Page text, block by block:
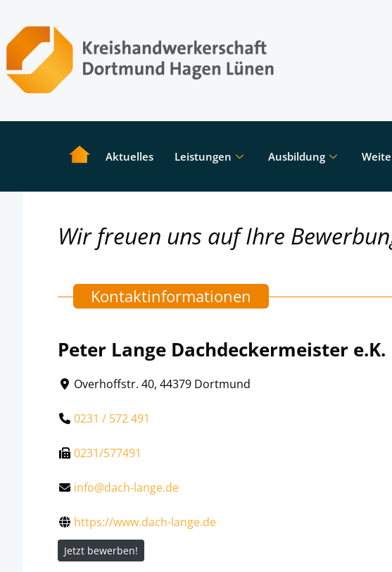
Aktuelles Leistungen Ausbildung
Wir freuen uns auf Ihre
Kontaktinformationen
Peter Lange Dachdeckermeister e.K.
Overhoffstr. 40, 44379 Dortmund
0231 / 572 491
0231/577491
info@dach-lange.de
https://www.dach-lange.de
Jetzt bewerben!